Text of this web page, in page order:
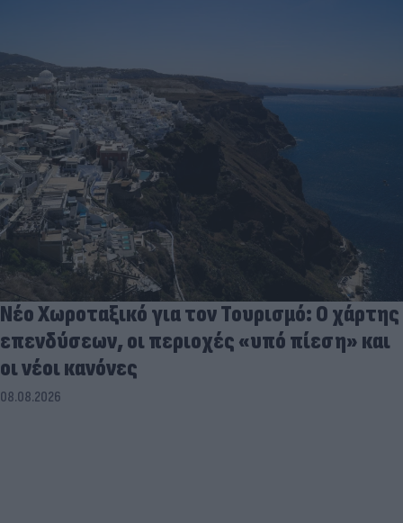
Νέο Χωροταξικό για τον Τουρισμό: Ο χάρτης
επενδύσεων, οι περιοχές «υπό πίεση» και
οι νέοι κανόνες
08.08.2026